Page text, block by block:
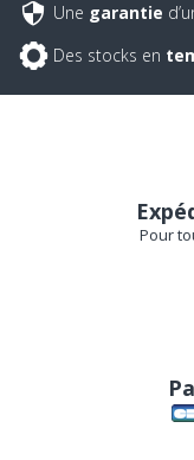
Une garantie
Des stocks en
Pour